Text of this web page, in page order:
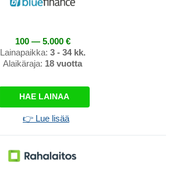
100 — 5.000 €
Lainapaikka: 3 - 34 kk.
Alaikäraja: 18 vuotta
HAE LAINAA
👉 Lue lisää